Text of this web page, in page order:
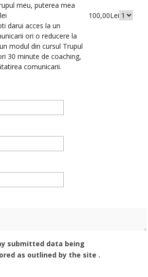
meu, puterea mea
darui acces la un
ori o reducere la
modul din cursul Trupul
30 minute de coaching,
comunicarii.
100,00Lei
submitted data being
as outlined by the site .